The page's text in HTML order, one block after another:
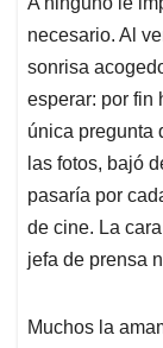
s
A
p
p
b
o
o
k
necesario. Al
sonrisa
esperar: por fin
única pregunta
las fotos, bajó
pasaría por
de cine. La
jefa de prensa
Muchos la